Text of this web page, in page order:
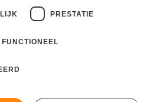
PRESTATIE
FUNCTIONEEL